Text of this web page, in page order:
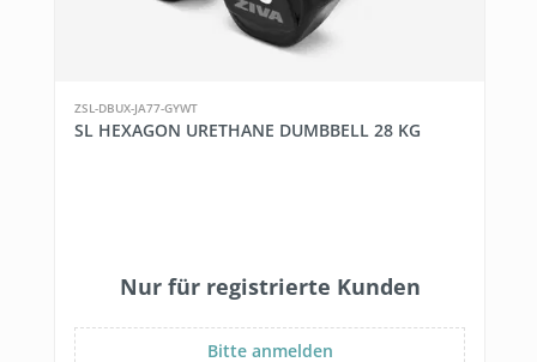
ZSL-DBUX-JA77-GYWT
SL HEXAGON URETHANE DUMBBELL 28 KG
Nur für registrierte Kunden
Bitte anmelden